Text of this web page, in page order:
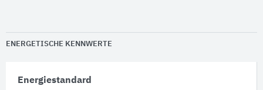
ENERGETISCHE KENNWERTE
Energiestandard